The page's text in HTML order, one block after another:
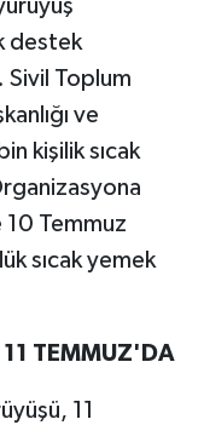
destek
Sivil Toplum
ve
kişilik sıcak
10 Temmuz
sıcak yemek
11 TEMMUZ'DA
11